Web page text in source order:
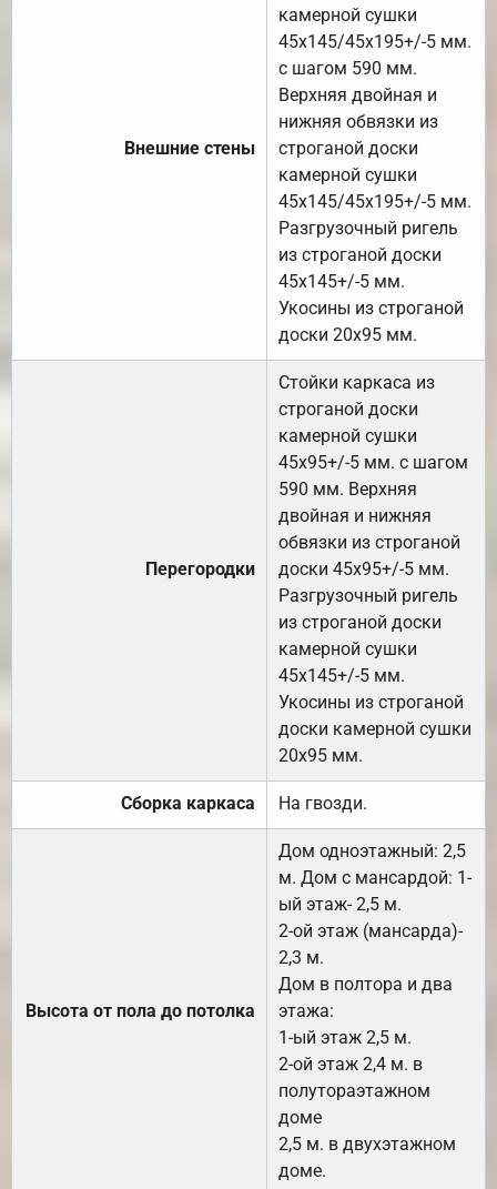
Внешние стены
камерной сушки
45х145/45х195+/-5 мм.
с шагом 590 мм.
Верхняя двойная и
нижняя обвязки из
строганой доски
камерной сушки
45х145/45х195+/-5 мм.
Разгрузочный ригель
из строганой доски
45х145+/-5 мм.
Укосины из строганой
доски 20х95 мм.
Перегородки
Стойки каркаса из
строганой доски
камерной сушки
45х95+/-5 мм. с шагом
590 мм. Верхняя
двойная и нижняя
обвязки из строганой
доски 45х95+/-5 мм.
Разгрузочный ригель
из строганой доски
камерной сушки
45х145+/-5 мм.
Укосины из строганой
доски камерной сушки
20х95 мм.
Сборка каркаса На гвозди.
Высота от пола до потолка
Дом одноэтажный: 2,5
м. Дом с мансардой: 1-
ый этаж- 2,5 м.
2-ой этаж (мансарда)-
2,3 м.
Дом в полтора и два
этажа:
1-ый этаж 2,5 м.
2-ой этаж 2,4 м. в
полутораэтажном
доме
2,5 м. в двухэтажном
доме.